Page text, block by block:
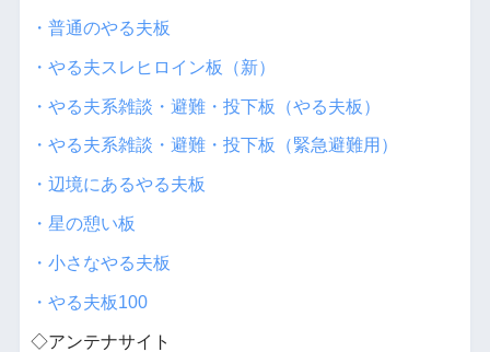
・普通のやる夫板
・やる夫スレヒロイン板（新）
・やる夫系雑談・避難・投下板（やる夫板）
・やる夫系雑談・避難・投下板（緊急避難用）
・辺境にあるやる夫板
・星の憩い板
・小さなやる夫板
・やる夫板100
◇アンテナサイト